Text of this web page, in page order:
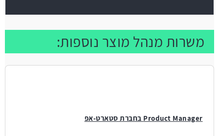
משרות מנהל מוצר נוספות:
Product Manager בחברת סטארט-אפ